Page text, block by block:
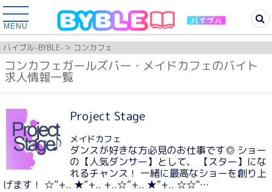
MENU
バイブル-BYBLE- コンカフェ
コンカフェガールズバー・メイドカフェのバイト
求人情報一覧
Project Stage
メイドカフェ
ダンスが好きな方必見のお仕事です◎ ショー
の【人気ダンサー】として、 【スター】にな
れるチャンス！ 一緒に最高なショーを創り上
げます！ ☆”+.. ★”+.. +..☆”+.. ★”+.. ☆☆"…